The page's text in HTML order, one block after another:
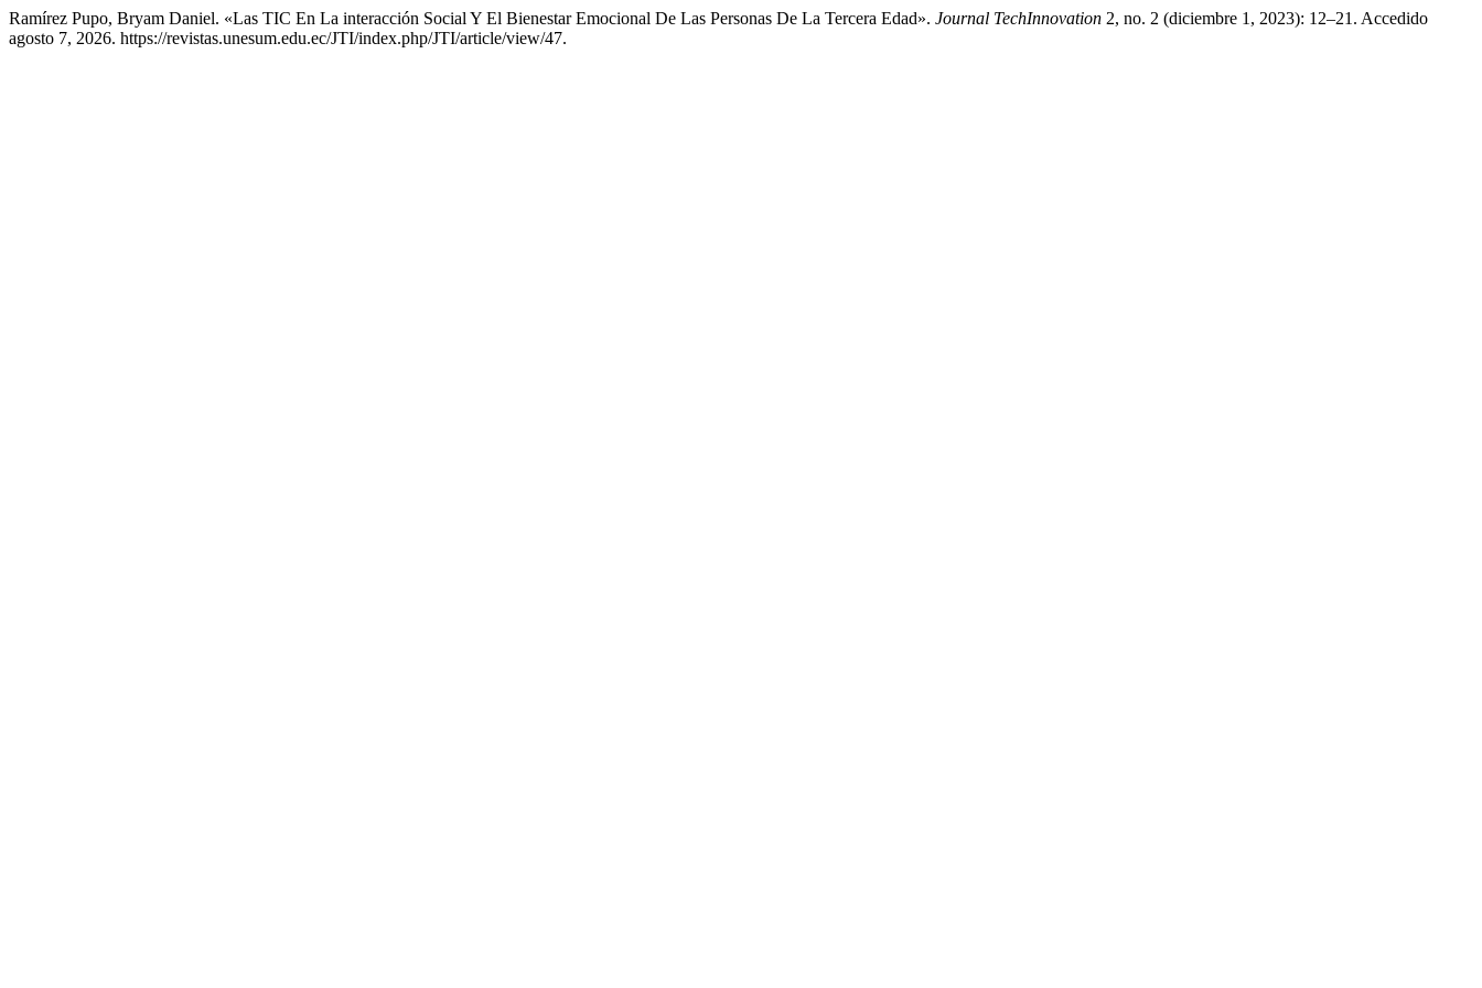
Ramírez Pupo, Bryam Daniel. «Las TIC En La interacción Social Y El Bienestar Emocional De Las Personas De La Tercera Edad». Journal TechInnovation 2, no. 2 (diciembre 1, 2023): 12–21. Accedido
agosto 7, 2026. https://revistas.unesum.edu.ec/JTI/index.php/JTI/article/view/47.